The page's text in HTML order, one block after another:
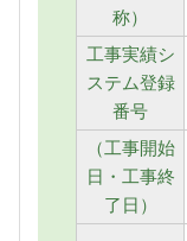
称）
工事実績シ
ステム登録
番号
（工事開始
日・工事終
了日）